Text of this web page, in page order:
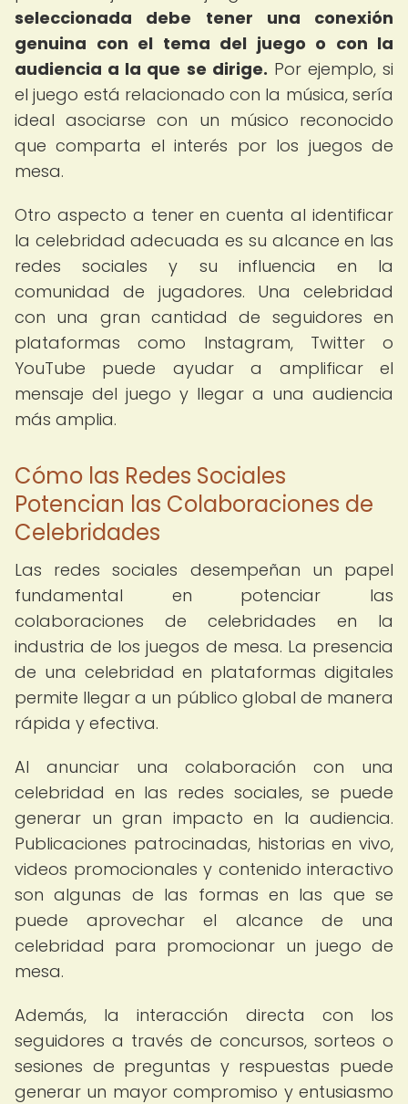
seleccionada debe tener una conexión
genuina con el tema del juego o con la
audiencia a la que se dirige. Por ejemplo, si
el juego está relacionado con la música, sería
ideal asociarse con un músico reconocido
que comparta el interés por los juegos de
mesa.
Otro aspecto a tener en cuenta al identificar
la celebridad adecuada es su alcance en las
redes sociales y su influencia en la
comunidad de jugadores. Una celebridad
con una gran cantidad de seguidores en
plataformas como Instagram, Twitter o
YouTube puede ayudar a amplificar el
mensaje del juego y llegar a una audiencia
más amplia.
Cómo las Redes Sociales
Potencian las Colaboraciones de
Celebridades
Las redes sociales desempeñan un papel
fundamental en potenciar las
colaboraciones de celebridades en la
industria de los juegos de mesa. La presencia
de una celebridad en plataformas digitales
permite llegar a un público global de manera
rápida y efectiva.
Al anunciar una colaboración con una
celebridad en las redes sociales, se puede
generar un gran impacto en la audiencia.
Publicaciones patrocinadas, historias en vivo,
videos promocionales y contenido interactivo
son algunas de las formas en las que se
puede aprovechar el alcance de una
celebridad para promocionar un juego de
mesa.
Además, la interacción directa con los
seguidores a través de concursos, sorteos o
sesiones de preguntas y respuestas puede
generar un mayor compromiso y entusiasmo